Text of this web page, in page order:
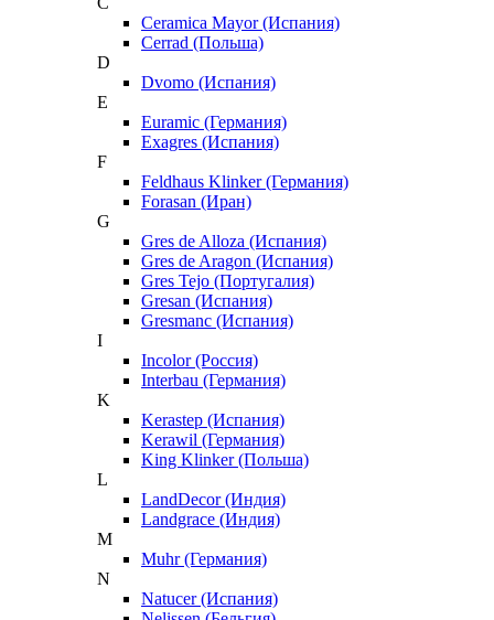
Ceramica Mayor (Испания)
Cerrad (Польша)
D
Dvomo (Испания)
E
Euramic (Германия)
Exagres (Испания)
F
Feldhaus Klinker (Германия)
Forasan (Иран)
G
Gres de Alloza (Испания)
Gres de Aragon (Испания)
Gres Tejo (Португалия)
Gresan (Испания)
Gresmanc (Испания)
I
Incolor (Россия)
Interbau (Германия)
K
Kerastep (Испания)
Kerawil (Германия)
King Klinker (Польша)
L
LandDecor (Индия)
Landgrace (Индия)
M
Muhr (Германия)
N
Natucer (Испания)